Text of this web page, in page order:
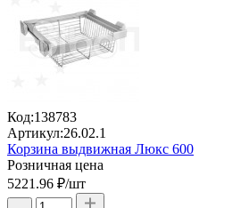
Код:138783
Артикул:26.02.1
Корзина выдвижная Люкс 600
Розничная цена
5221.96 ₽/шт